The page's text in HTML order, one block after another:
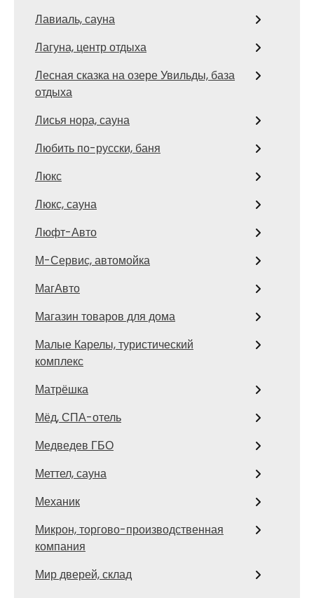
Лавиаль, сауна
Лагуна, центр отдыха
Лесная сказка на озере Увильды, база
отдыха
Лисья нора, сауна
Любить по-русски, баня
Люкс
Люкс, сауна
Люфт-Авто
М-Сервис, автомойка
МагАвто
Магазин товаров для дома
Малые Карелы, туристический
комплекс
Матрёшка
Мёд, СПА-отель
Медведев ГБО
Меттел, сауна
Механик
Микрон, торгово-производственная
компания
Мир дверей, склад